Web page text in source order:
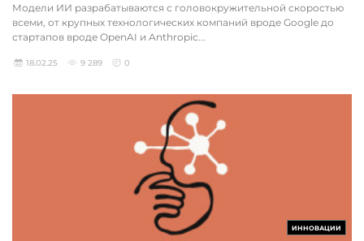
Модели ИИ разрабатываются с головокружительной скоростью
всеми, от крупных технологических компаний вроде Google до
стартапов вроде OpenAI и Anthropic...
18.02.25 9 289 0
ИННОВАЦИИ